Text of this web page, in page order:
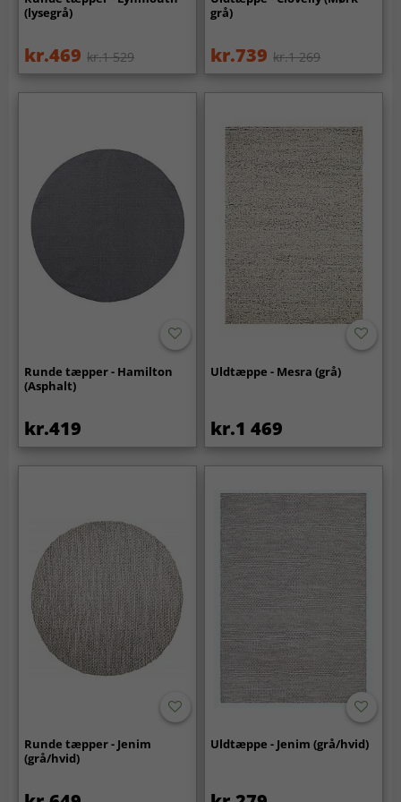
(lysegrå)
kr.469 kr.1 529
grå)
kr.739 kr.1 269
Runde tæpper - Hamilton
(Asphalt)
kr.419
Uldtæppe - Mesra (grå)
kr.1 469
Runde tæpper - Jenim
(grå/hvid)
Uldtæppe - Jenim (grå/hvid)